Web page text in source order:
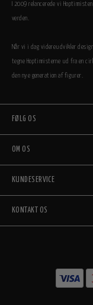
I 2009 relancerede vi
verden.
Når vi i dag videreudvikler
tegne Hoptimisterne ud fra en
den nye generation af figurer.
FØLG OS
OM OS
KUNDESERVICE
KONTAKT OS